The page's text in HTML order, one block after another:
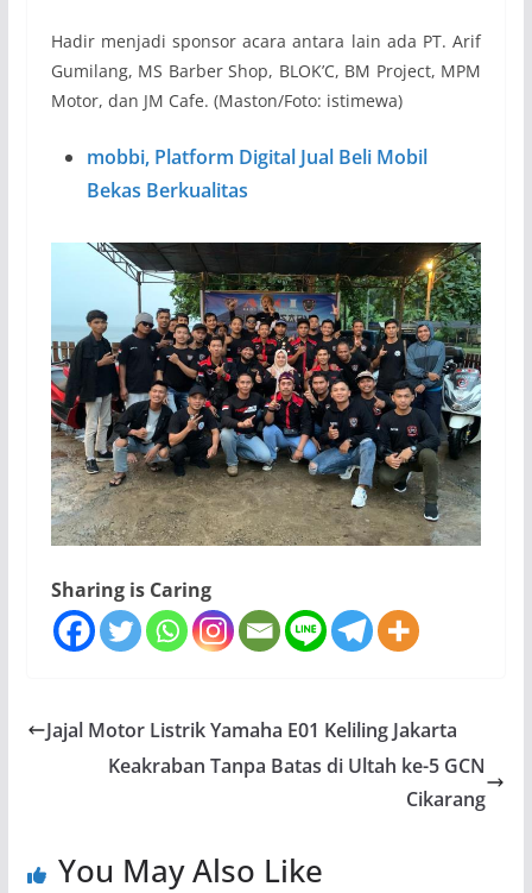
Hadir menjadi sponsor acara antara lain ada PT. Arif
Gumilang, MS Barber Shop, BLOK’C, BM Project, MPM
Motor, dan JM Cafe. (Maston/Foto: istimewa)
mobbi, Platform Digital Jual Beli Mobil
Bekas Berkualitas
Sharing is Caring
Jajal Motor Listrik Yamaha E01 Keliling Jakarta
Keakraban Tanpa Batas di Ultah ke-5 GCN
Cikarang
You May Also Like